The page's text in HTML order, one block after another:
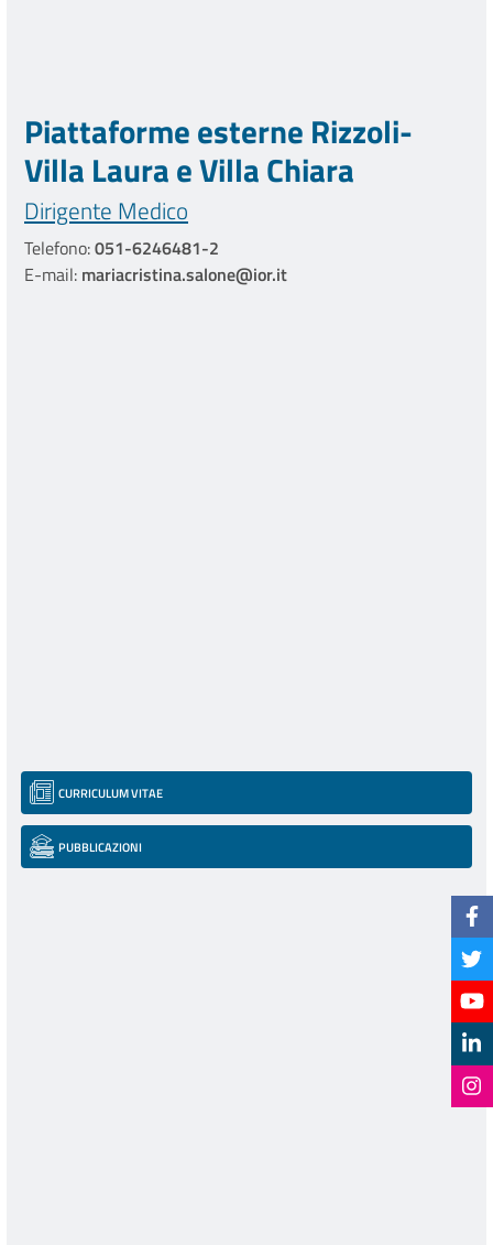
Piattaforme esterne Rizzoli-
Villa Laura e Villa Chiara
Dirigente Medico
Telefono:051-6246481-2
E-mail: mariacristina.salone@ior.it
CURRICULUM VITAE
PUBBLICAZIONI